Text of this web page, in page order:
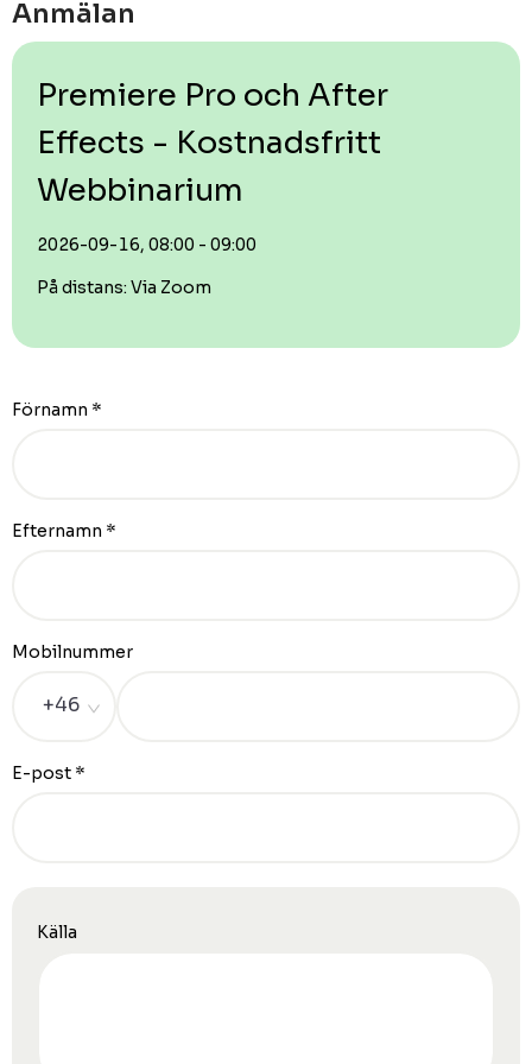
Anmälan
Premiere Pro och After
Effects - Kostnadsfritt
Webbinarium
2026-09-16, 08:00 - 09:00
På distans: Via Zoom
Förnamn *
Efternamn *
Mobilnummer
+46
E-post *
Källa